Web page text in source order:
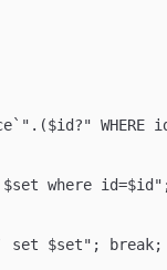
WHERE
where
set $set"; break;